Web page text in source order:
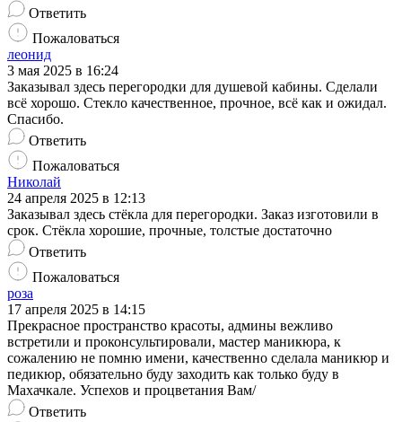
Ответить
Пожаловаться
леонид
3 мая 2025 в 16:24
Заказывал здесь перегородки для душевой кабины. Сделали
всё хорошо. Стекло качественное, прочное, всё как и ожидал.
Спасибо.
Ответить
Пожаловаться
Николай
24 апреля 2025 в 12:13
Заказывал здесь стёкла для перегородки. Заказ изготовили в
срок. Стёкла хорошие, прочные, толстые достаточно
Ответить
Пожаловаться
роза
17 апреля 2025 в 14:15
Прекрасное пространство красоты, админы вежливо
встретили и проконсультировали, мастер маникюра, к
сожалению не помню имени, качественно сделала маникюр и
педикюр, обязательно буду заходить как только буду в
Махачкале. Успехов и процветания Вам/
Ответить